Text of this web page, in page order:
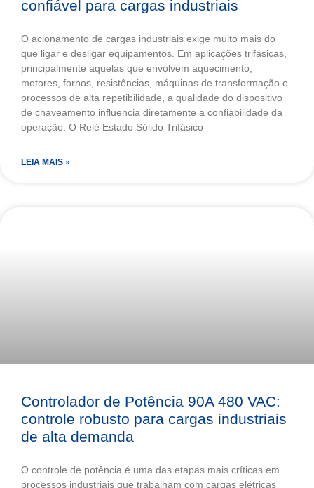
confiável para cargas industriais
O acionamento de cargas industriais exige muito mais do
que ligar e desligar equipamentos. Em aplicações trifásicas,
principalmente aquelas que envolvem aquecimento,
motores, fornos, resistências, máquinas de transformação e
processos de alta repetibilidade, a qualidade do dispositivo
de chaveamento influencia diretamente a confiabilidade da
operação. O Relé Estado Sólido Trifásico
LEIA MAIS »
Controlador de Potência 90A 480 VAC:
controle robusto para cargas industriais
de alta demanda
O controle de potência é uma das etapas mais críticas em
processos industriais que trabalham com cargas elétricas